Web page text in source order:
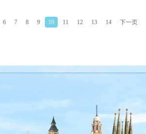
6 7 8 9 10 11 12 13 14 下一页